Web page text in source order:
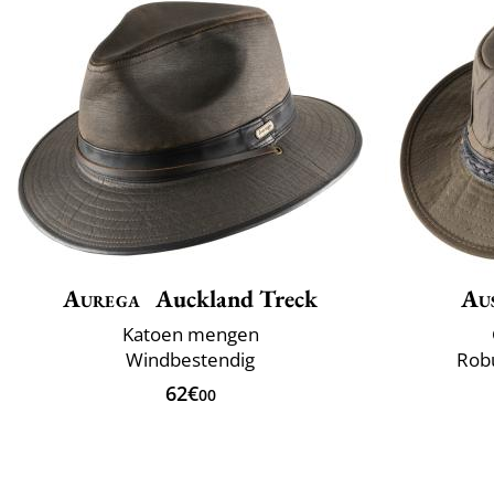
Aurega Auckland Treck
Katoen mengen
Windbestendig
62€00